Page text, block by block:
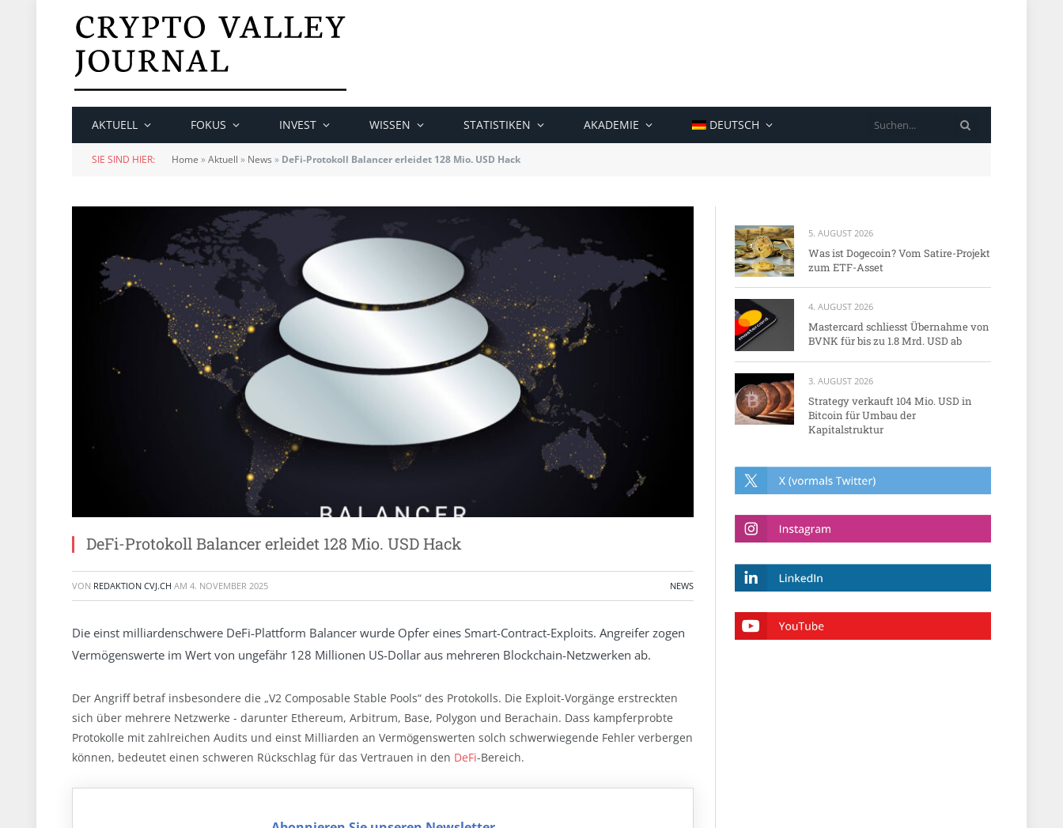
AKTUELL FOKUS INVEST WISSEN STATISTIKEN AKADEMIE DEUTSCH
SIE SIND HIER: Home »Aktuell » News » DeFi-Protokoll Balancer erleidet 128 Mio. USD Hack
DeFi-Protokoll Balancer erleidet 128 Mio. USD Hack
VON REDAKTION CVJ.CH AM 4. NOVEMBER 2025 NEWS
Die einst milliardenschwere DeFi-Plattform Balancer wurde Opfer eines Smart-Contract-Exploits. Angreifer zogen
Vermögenswerte im Wert von ungefähr 128 Millionen US-Dollar aus mehreren Blockchain-Netzwerken ab.
Der Angriff betraf insbesondere die „V2 Composable Stable Pools“ des Protokolls. Die Exploit-Vorgänge erstreckten
sich über mehrere Netzwerke - darunter Ethereum, Arbitrum, Base, Polygon und Berachain. Dass kampferprobte
Protokolle mit zahlreichen Audits und einst Milliarden an Vermögenswerten solch schwerwiegende Fehler verbergen
können, bedeutet einen schweren Rückschlag für das Vertrauen in den DeFi-Bereich.
5. AUGUST 2026
Was ist Dogecoin? Vom Satire-Projekt
zum ETF-Asset
4. AUGUST 2026
Mastercard schliesst Übernahme von
BVNK für bis zu 1.8 Mrd. USD ab
3. AUGUST 2026
Strategy verkauft 104 Mio. USD in
Bitcoin für Umbau der
Kapitalstruktur